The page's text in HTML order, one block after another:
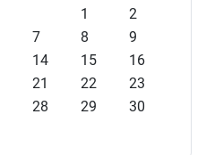
1
2
7 8
9
14 15
16
21 22
23
28 29
30